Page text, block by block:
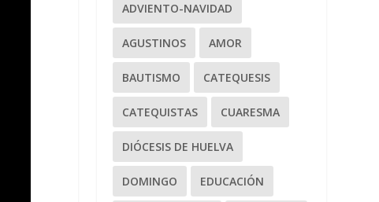
ADVIENTO-NAVIDAD
AGUSTINOS AMOR
BAUTISMO CATEQUESIS
CATEQUISTAS CUARESMA
DIÓCESIS DE HUELVA
DOMINGO EDUCACIÓN